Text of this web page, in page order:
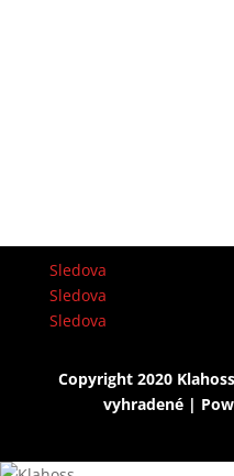
Sledova
Sledova
Sledova
Copyright 2020
vyhradené |